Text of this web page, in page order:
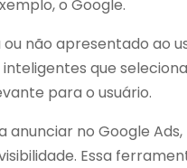
o Google.
não apresentado ao
que
para o usuário.
anunciar no Google
Essa